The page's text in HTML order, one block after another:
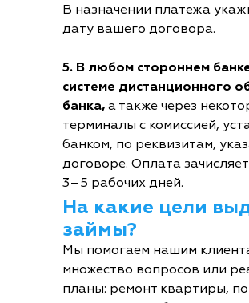
В назначении платежа
дату вашего договора.
5. В любом стороннем
системе дистанционного
банка, а также через
терминалы с комиссией,
банком, по реквизитам,
договоре. Оплата
3–5 рабочих дней.
На какие цели
займы?
Мы помогаем нашим
множество вопросов или
планы: ремонт квартиры,